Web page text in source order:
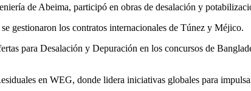
de Abeima, participó en obras de desalación y
gestionaron los contratos internacionales de Túnez y Méjico.
para Desalación y Depuración en los concursos de
en WEG, donde lidera iniciativas globales para